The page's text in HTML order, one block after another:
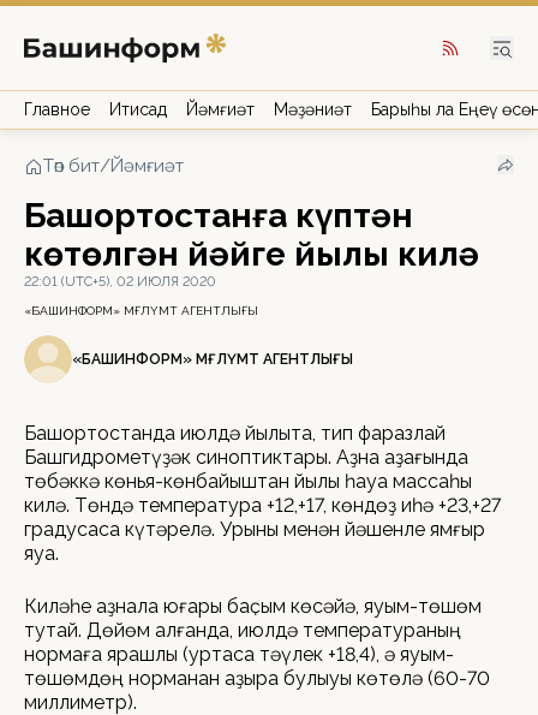
Главное Иҡтисад Йәмғиәт Мәҙәниәт Барыһы ла Еңеү
Төп бит/Йәмғиәт
Башҡортостанға күптән
көтөлгән йәйге йылы килә
22:01 (UTC+5), 02 ИЮЛЯ 2020
«БАШИНФОРМ» МӘҒЛҮМӘТ АГЕНТЛЫҒЫ
«БАШИНФОРМ» МӘҒЛҮМӘТ АГЕНТЛЫҒЫ
Башҡортостанда июлдә йылыта, тип фаразлай
Башгидрометүҙәк синоптиктары. Аҙна аҙағында
төбәккә көньяҡ-көнбайыштан йылы һауа массаһы
килә. Төндә температура +12,+17, көндөҙ иһә +23,+27
градусҡаса күтәрелә. Урыны менән йәшенле ямғыр
яуа.
Киләһе аҙнала юғары баҫым көсәйә, яуым-төшөм
туҡтай. Дөйөм алғанда, июлдә температураның
нормаға ярашлы (уртаса тәүлек +18,4), ә яуым-
төшөмдөң норманан аҙыраҡ булыуы көтөлә (60-70
миллиметр).